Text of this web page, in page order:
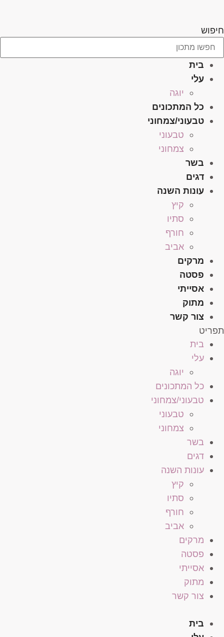
חיפוש
בית
עלי
יוגה
כל המתכונים
טבעוני/צמחוני
טבעוני
צמחוני
בשר
דגים
עונות השנה
קיץ
סתיו
חורף
אביב
מרקים
פסטה
אסייתי
מתוק
צור קשר
תפריט
בית
עלי
יוגה
כל המתכונים
טבעוני/צמחוני
טבעוני
צמחוני
בשר
דגים
עונות השנה
קיץ
סתיו
חורף
אביב
מרקים
פסטה
אסייתי
מתוק
צור קשר
בית